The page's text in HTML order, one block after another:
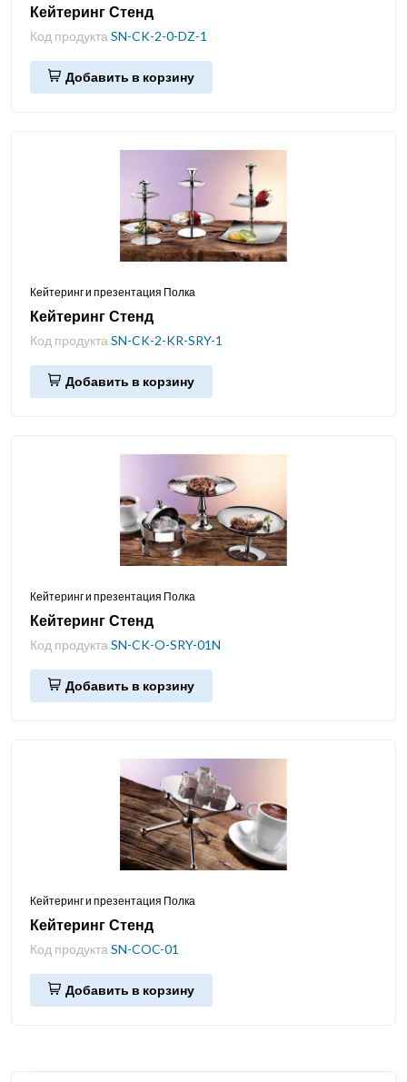
Кейтеринг Стенд
Код продукта SN-CK-2-0-DZ-1
Добавить в корзину
Кейтеринг и презентация Полка
Кейтеринг Стенд
Код продукта SN-CK-2-KR-SRY-1
Добавить в корзину
Кейтеринг и презентация Полка
Кейтеринг Стенд
Код продукта SN-CK-O-SRY-01N
Добавить в корзину
Кейтеринг и презентация Полка
Кейтеринг Стенд
Код продукта SN-COC-01
Добавить в корзину